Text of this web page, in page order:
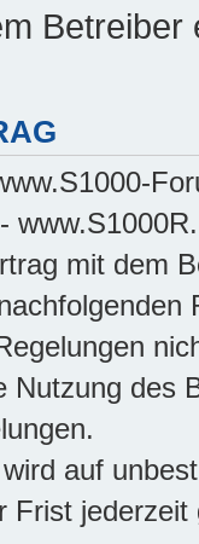
mit dem
Nutzung des
auf
Frist